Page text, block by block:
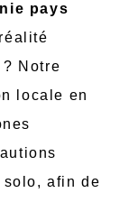
pays
Notre
locale en
afin de